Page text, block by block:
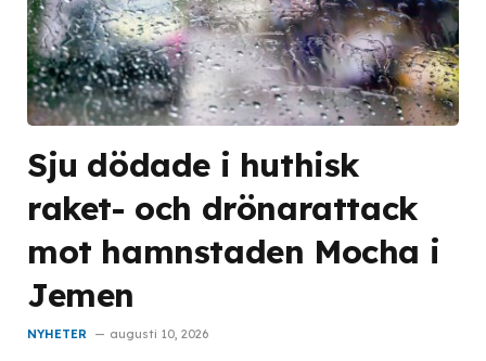
Sju dödade i huthisk
raket- och drönarattack
mot hamnstaden Mocha i
Jemen
NYHETER augusti 10, 2026